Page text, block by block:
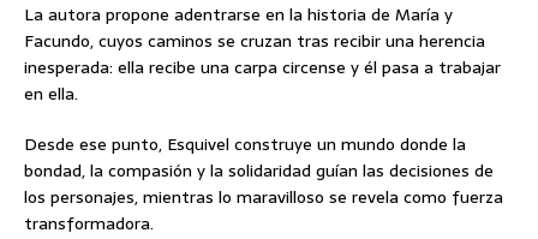
La autora propone adentrarse en la historia de María y
Facundo, cuyos caminos se cruzan tras recibir una herencia
inesperada: ella recibe una carpa circense y él pasa a trabajar
en ella.
Desde ese punto, Esquivel construye un mundo donde la
bondad, la compasión y la solidaridad guían las decisiones de
los personajes, mientras lo maravilloso se revela como fuerza
transformadora.